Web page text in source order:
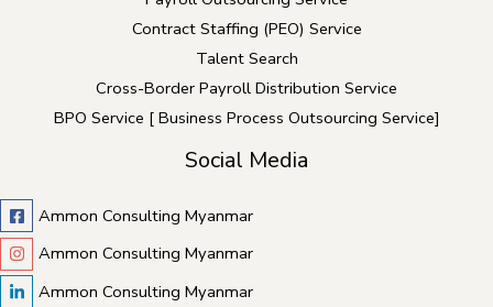
Contract Staffing (PEO) Service
Talent Search
Cross-Border Payroll Distribution Service
BPO Service [ Business Process Outsourcing Service]
Social Media
Ammon Consulting Myanmar
Ammon Consulting Myanmar
Ammon Consulting Myanmar